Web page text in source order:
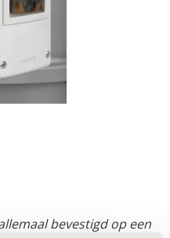
bevestigd op een